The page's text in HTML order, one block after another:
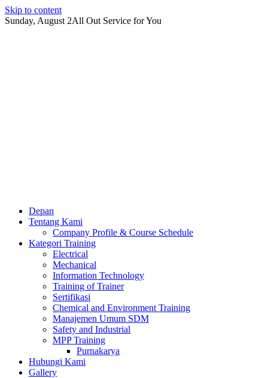
Skip to content
Sunday, August 2All Out Service for You
Depan
Tentang Kami
Company Profile & Course Schedule
Kategori Training
Electrical
Mechanical
Information Technology
Training of Trainer
Sertifikasi
Chemical and Environment Training
Manajemen Umum SDM
Safety and Industrial
MPP Training
Purnakarya
Hubungi Kami
Gallery